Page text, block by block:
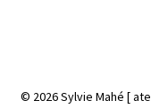
© 2026 Sylvie Mahé [